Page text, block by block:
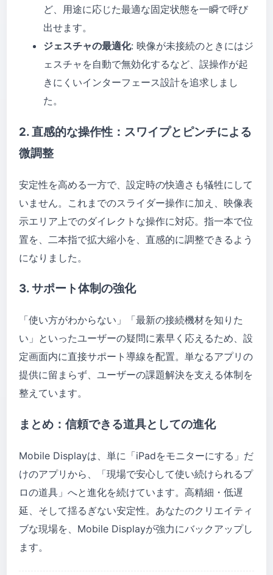
ど、用途に応じた最適な固定状態を一瞬で呼び
出せます。
ジェスチャの最適化: 映像が未接続のときにはジ
ェスチャを自動で無効化するなど、誤操作が起
きにくいインターフェース設計を追求しまし
た。
2. 直感的な操作性：スワイプとピンチによる
微調整
安定性を高める一方で、設定時の快適さも犠牲にして
いません。これまでのスライダー操作に加え、映像表
示エリア上でのダイレクトな操作に対応。指一本で位
置を、二本指で拡大縮小を、直感的に調整できるよう
になりました。
3. サポート体制の強化
「使い方がわからない」「最新の接続機材を知りた
い」といったユーザーの疑問に素早く応えるため、設
定画面内に直接サポート導線を配置。単なるアプリの
提供に留まらず、ユーザーの課題解決を支える体制を
整えています。
まとめ：信頼できる道具としての進化
Mobile Displayは、単に「iPadをモニターにする」だ
けのアプリから、「現場で安心して使い続けられるプ
ロの道具」へと進化を続けています。高精細・低遅
延、そして揺るぎない安定性。あなたのクリエイティ
ブな現場を、Mobile Displayが強力にバックアップし
ます。